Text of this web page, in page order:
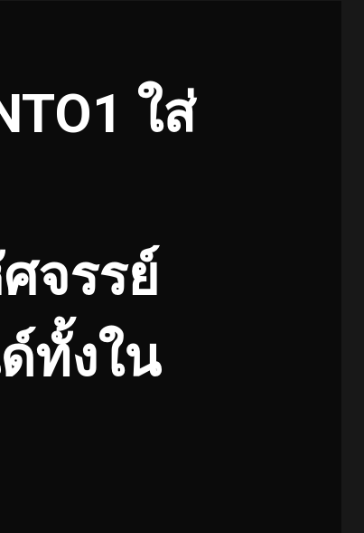
ใส่
จรรย์
ทั้งใน